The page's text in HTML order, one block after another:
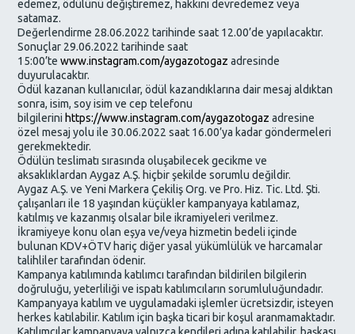
edemez, ödülünü değiştiremez, hakkını devredemez veya
satamaz.
Değerlendirme 28.06.2022 tarihinde saat 12.00’de yapılacaktır.
Sonuçlar 29.06.2022 tarihinde saat
15:00’tewww.instagram.com/aygazotogaz adresinde
duyurulacaktır.
Ödül kazanan kullanıcılar, ödül kazandıklarına dair mesaj aldıktan
sonra, isim, soy isim ve cep telefonu
bilgilerini https://www.instagram.com/aygazotogaz adresine
özel mesaj yolu ile 30.06.2022 saat 16.00’ya kadar göndermeleri
gerekmektedir.
Ödülün teslimatı sırasında oluşabilecek gecikme ve
aksaklıklardan Aygaz A.Ş. hiçbir şekilde sorumlu değildir.
Aygaz A.Ş. ve Yeni Markera Çekiliş Org. ve Pro. Hiz. Tic. Ltd. Şti.
çalışanları ile 18 yaşından küçükler kampanyaya katılamaz,
katılmış ve kazanmış olsalar bile ikramiyeleri verilmez.
İkramiyeye konu olan eşya ve/veya hizmetin bedeli içinde
bulunan KDV+ÖTV hariç diğer yasal yükümlülük ve harcamalar
talihliler tarafından ödenir.
Kampanya katılımında katılımcı tarafından bildirilen bilgilerin
doğruluğu, yeterliliği ve ispatı katılımcıların sorumluluğundadır.
Kampanyaya katılım ve uygulamadaki işlemler ücretsizdir, isteyen
herkes katılabilir. Katılım için başka ticari bir koşul aranmamaktadır.
Katılımcılar kampanyaya yalnızca kendileri adına katılabilir, başkası